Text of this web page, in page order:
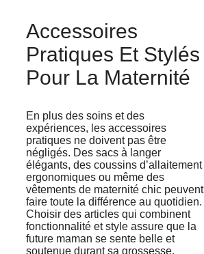
Accessoires
Pratiques Et Stylés
Pour La Maternité
En plus des soins et des
expériences, les accessoires
pratiques ne doivent pas être
négligés. Des sacs à langer
élégants, des coussins d’allaitement
ergonomiques ou même des
vêtements de maternité chic peuvent
faire toute la différence au quotidien.
Choisir des articles qui combinent
fonctionnalité et style assure que la
future maman se sente belle et
soutenue durant sa grossesse.